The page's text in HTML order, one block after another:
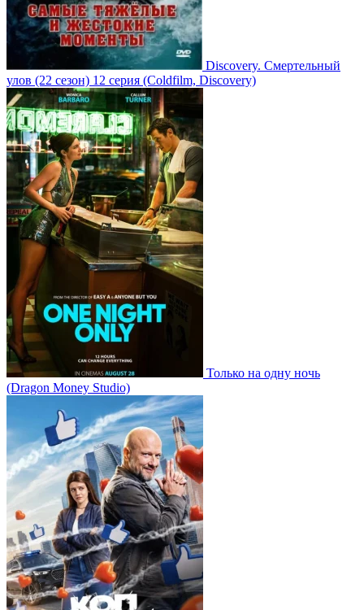
Discovery. Смертельный
улов (22 сезон) 12 серия (Coldfilm, Discovery)
Только на одну ночь
(Dragon Money Studio)